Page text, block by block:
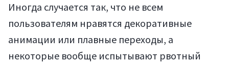
Иногда случается так, что не всем
пользователям нравятся декоративные
анимации или плавные переходы, а
некоторые вообще испытывают рвотный